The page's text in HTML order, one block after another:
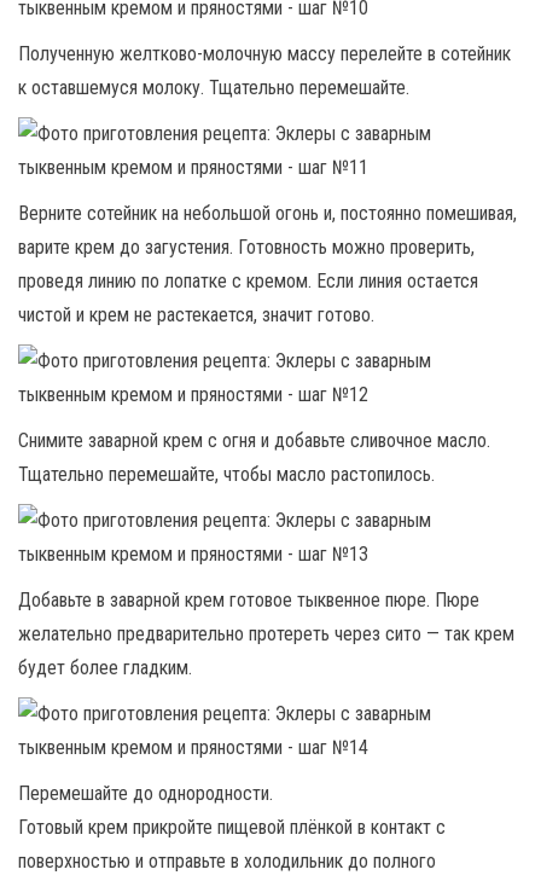
Полученную желтково-молочную массу перелейте в сотейник
к оставшемуся молоку. Тщательно перемешайте.
Верните сотейник на небольшой огонь и, постоянно помешивая,
варите крем до загустения. Готовность можно проверить,
проведя линию по лопатке с кремом. Если линия остается
чистой и крем не растекается, значит готово.
Снимите заварной крем с огня и добавьте сливочное масло.
Тщательно перемешайте, чтобы масло растопилось.
Добавьте в заварной крем готовое тыквенное пюре. Пюре
желательно предварительно протереть через сито — так крем
будет более гладким.
Перемешайте до однородности.
Готовый крем прикройте пищевой плёнкой в контакт с
поверхностью и отправьте в холодильник до полного